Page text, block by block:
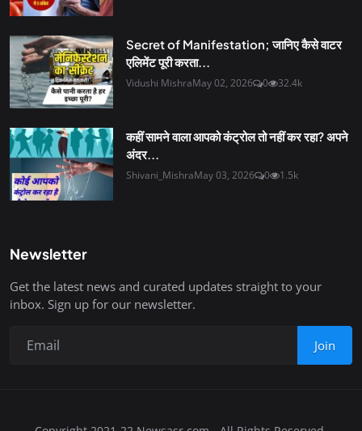
Secret of Manifestation; जानिए कैसे वाटर
एलिमेंट पूरी करता...
Vidushi MishraMay 02, 2026 0 32.4k
कहीं सामने वाला आपको कंट्रोल तो नहीं कर रहा? अपने
अंदर...
Shivani_MishraMay 03, 2026 0 1.5k
Newsletter
Get the latest news and curated updates straight to your
inbox. Sign up for our newsletter.
Join